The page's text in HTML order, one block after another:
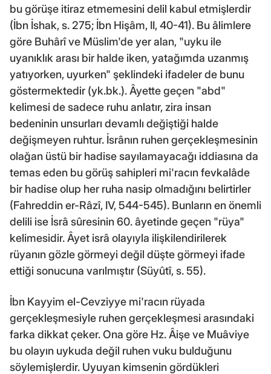
bu görüşe itiraz etmemesini delil kabul etmişlerdir
(İbn İshak, s. 275; İbn Hişâm, II, 40-41). Bu âlimlere
göre Buhârî ve Müslim'de yer alan, "uyku ile
uyanıklık arası bir halde iken, yatağımda uzanmış
yatıyorken, uyurken" şeklindeki ifadeler de bunu
göstermektedir (yk.bk.). Âyette geçen "abd"
kelimesi de sadece ruhu anlatır, zira insan
bedeninin unsurları devamlı değiştiği halde
değişmeyen ruhtur. İsrânın ruhen gerçekleşmesinin
olağan üstü bir hadise sayılamayacağı iddiasına da
temas eden bu görüş sahipleri mi'racın fevkalâde
bir hadise olup her ruha nasip olmadığını belirtirler
(Fahreddin er-Râzî, IV, 544-545). Bunların en önemli
delili ise İsrâ sûresinin 60. âyetinde geçen "rüya"
kelimesidir. Âyet isrâ olayıyla ilişkilendirilerek
rüyanın gözle görmeyi değil düşte görmeyi ifade
ettiği sonucuna varılmıştır (Süyûtî, s. 55).
İbn Kayyim el-Cevziyye mi'racın rüyada
gerçekleşmesiyle ruhen gerçekleşmesi arasındaki
farka dikkat çeker. Ona göre Hz. Âişe ve Muâviye
bu olayın uykuda değil ruhen vuku bulduğunu
söylemişlerdir. Uyuyan kimsenin gördükleri